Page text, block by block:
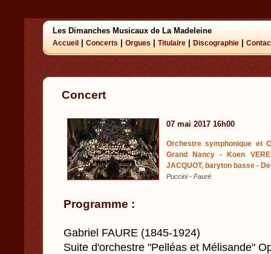
Les Dimanches Musicaux de La Madeleine
Accueil Concerts Orgues Titulaire Discographie
Concert
07 mai 2017 16h00
Orchestre symphonique et
Grand Nancy - Koen
JACQUOT, baryton basse -
Puccini - Fauré
Programme :
Gabriel FAURE (1845-1924)
Suite d'orchestre "Pelléas et Mélisande"